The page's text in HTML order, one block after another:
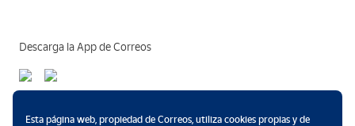
Descarga la App de Correos
Esta página web, propiedad de Correos, utiliza cookies propias y de